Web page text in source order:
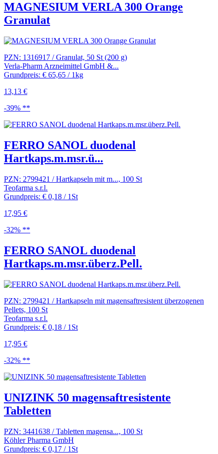
MAGNESIUM VERLA 300 Orange
Granulat
PZN: 1316917 / Granulat, 50 St (200 g)
Verla-Pharm Arzneimittel GmbH &...
Grundpreis: € 65,65 / 1kg
13,13 €
-39% **
FERRO SANOL duodenal
Hartkaps.m.msr.ü...
PZN: 2799421 / Hartkapseln mit m..., 100 St
Teofarma s.r.l.
Grundpreis: € 0,18 / 1St
17,95 €
-32% **
FERRO SANOL duodenal
Hartkaps.m.msr.überz.Pell.
PZN: 2799421 / Hartkapseln mit magensaftresistent überzogenen
Pellets, 100 St
Teofarma s.r.l.
Grundpreis: € 0,18 / 1St
17,95 €
-32% **
UNIZINK 50 magensaftresistente
Tabletten
PZN: 3441638 / Tabletten magensa..., 100 St
Köhler Pharma GmbH
Grundpreis: € 0,17 / 1St